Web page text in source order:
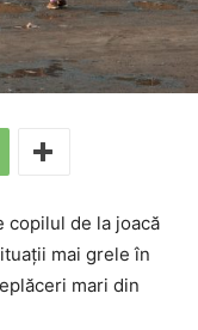
copilul de la joacă
mai grele în
mari din